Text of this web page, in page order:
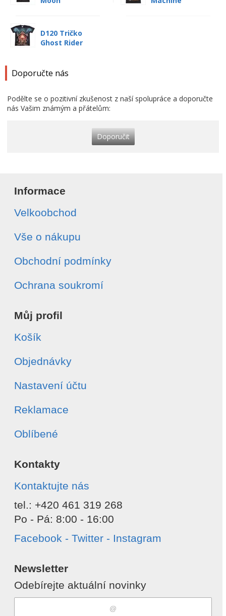
D120 Tričko
Ghost Rider
Doporučte nás
Podělte se o pozitivní zkušenost z naší spolupráce a doporučte
nás Vašim známým a přátelům:
Doporučit
Informace
Velkoobchod
Vše o nákupu
Obchodní podmínky
Ochrana soukromí
Můj profil
Košík
Objednávky
Nastavení účtu
Reklamace
Oblíbené
Kontakty
Kontaktujte nás
tel.: +420 461 319 268
Po - Pá: 8:00 - 16:00
Facebook - Twitter - Instagram
Newsletter
Odebírejte aktuální novinky